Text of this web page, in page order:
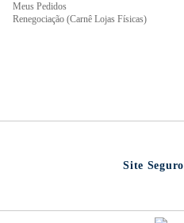
Meus Pedidos
Renegociação (Carnê Lojas Físicas)
Site Seguro